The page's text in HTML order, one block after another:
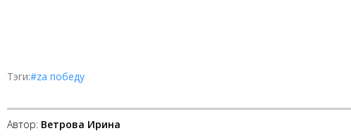
Тэги:#zа победу
Автор: Ветрова Ирина